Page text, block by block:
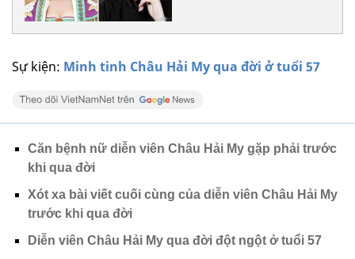
Sự kiện: Minh tinh Châu Hải My qua đời ở tuổi 57
Căn bệnh nữ diễn viên Châu Hải My gặp phải trước
khi qua đời
Xót xa bài viết cuối cùng của diễn viên Châu Hải My
trước khi qua đời
Diễn viên Châu Hải My qua đời đột ngột ở tuổi 57